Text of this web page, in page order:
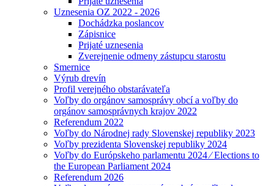
Uznesenia OZ 2022 - 2026
Dochádzka poslancov
Zápisnice
Prijaté uznesenia
Zverejnenie odmeny zástupcu starostu
Smernice
Výrub drevín
Profil verejného obstarávateľa
Voľby do orgánov samosprávy obcí a voľby do
orgánov samosprávnych krajov 2022
Referendum 2022
Voľby do Národnej rady Slovenskej republiky 2023
Voľby prezidenta Slovenskej republiky 2024
Voľby do Európskeho parlamentu 2024 ⁄ Elections to
the European Parliament 2024
Referendum 2026